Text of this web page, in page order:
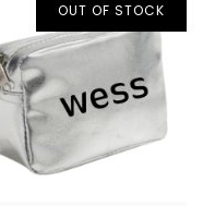
OUT OF STOCK